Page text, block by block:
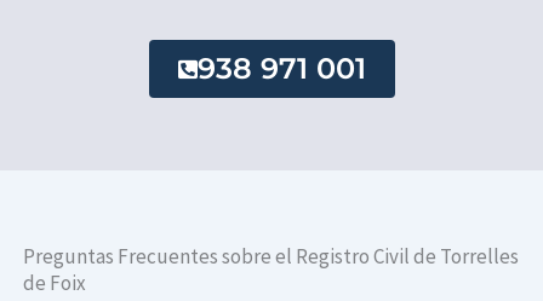
938 971 001
Preguntas Frecuentes sobre el Registro Civil de Torrelles
de Foix